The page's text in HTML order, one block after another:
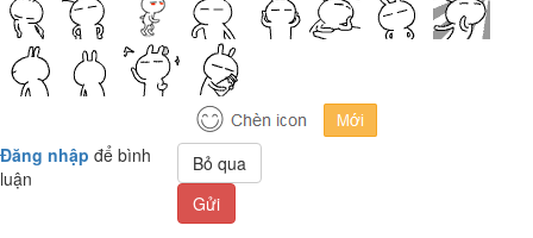
Đăng nhập để bình
luận
Bỏ qua
Gửi